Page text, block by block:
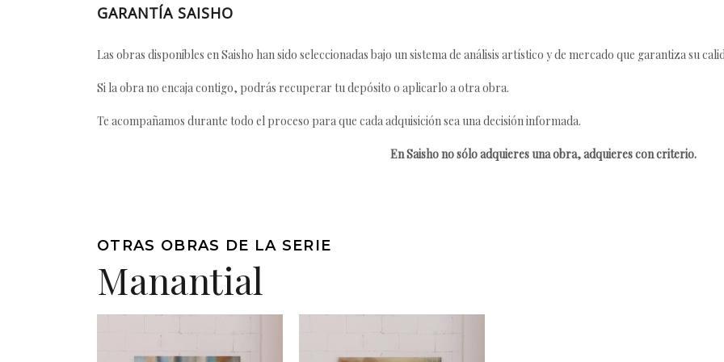
GARANTÍA SAISHO
Las obras disponibles en Saisho han sido seleccionadas bajo un sistema de análisis artístico y de mercado que garantiza su
Si la obra no encaja contigo, podrás recuperar tu depósito o aplicarlo a otra obra.
Te acompañamos durante todo el proceso para que cada adquisición sea una decisión informada.
En Saisho no sólo adquieres una obra, adquieres con criterio.
OTRAS OBRAS DE LA SERIE
Manantial